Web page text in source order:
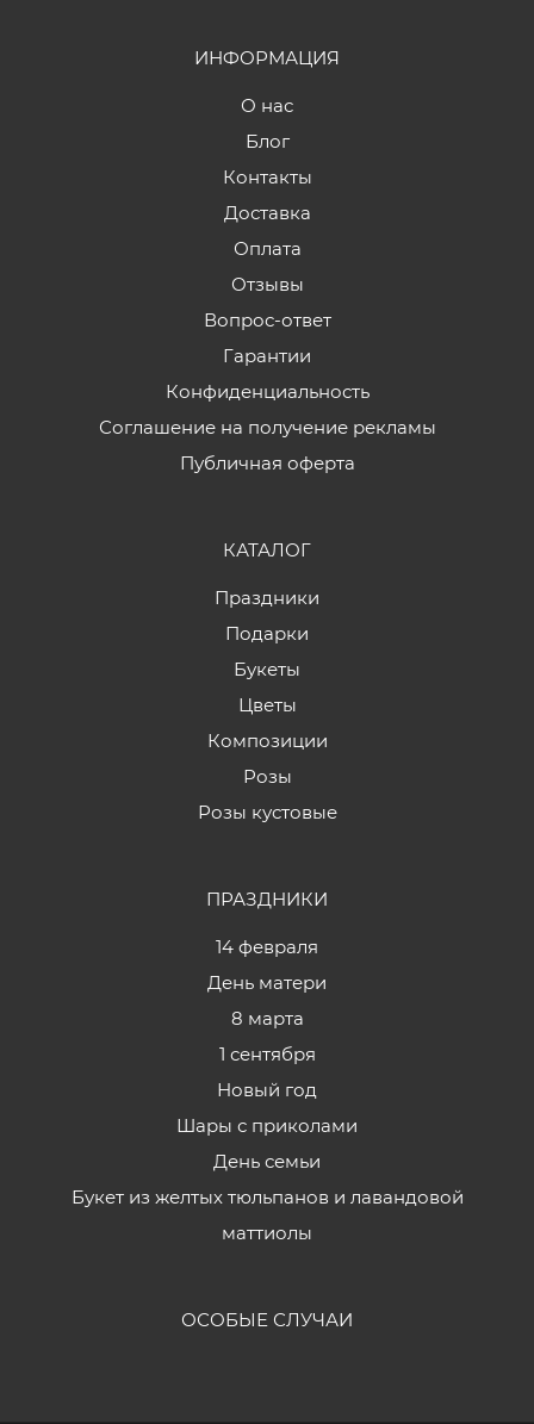
ИНФОРМАЦИЯ
О нас
Блог
Контакты
Доставка
Оплата
Отзывы
Вопрос-ответ
Гарантии
Конфиденциальность
Соглашение на получение рекламы
Публичная оферта
КАТАЛОГ
Праздники
Подарки
Букеты
Цветы
Композиции
Розы
Розы кустовые
ПРАЗДНИКИ
14 февраля
День матери
8 марта
1 сентября
Новый год
Шары с приколами
День семьи
Букет из желтых тюльпанов и лавандовой
маттиолы
ОСОБЫЕ СЛУЧАИ